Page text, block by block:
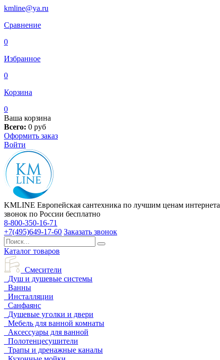
kmline@ya.ru
Сравнение
0
Избранное
0
Корзина
0
Ваша корзина
Всего: 0 руб
Оформить заказ
Войти
KMLINE Европейская сантехника по лучшим ценам интернета
звонок по России бесплатно
8-800-350-16-71
+7(495)649-17-60 Заказать звонок
Каталог товаров
Смесители
Душ и душевые системы
Ванны
Инсталляции
Санфаянс
Душевые уголки и двери
Мебель для ванной комнаты
Аксессуары для ванной
Полотенцесушители
Трапы и дренажные каналы